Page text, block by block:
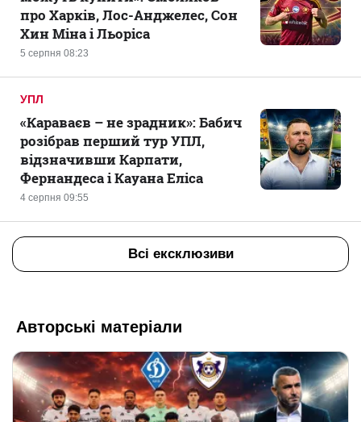
5 серпня 08:23
про Харків, Лос-Анджелес, Сон
Хин Міна і Льоріса
УПЛ
4 серпня 09:55
«Караваєв – не зрадник»: Бабич
розібрав перший тур УПЛ,
відзначивши Карпати,
Фернандеса і Кауана Еліса
Всі ексклюзиви
Авторські матеріали